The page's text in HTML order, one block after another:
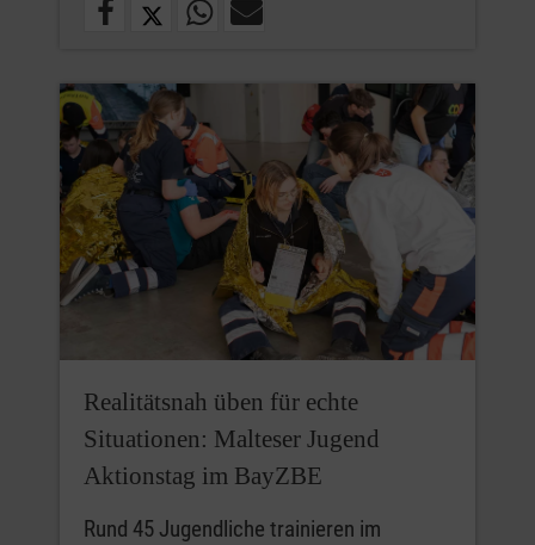
Realitätsnah üben für echte
Situationen: Malteser Jugend
Aktionstag im BayZBE
Rund 45 Jugendliche trainieren im